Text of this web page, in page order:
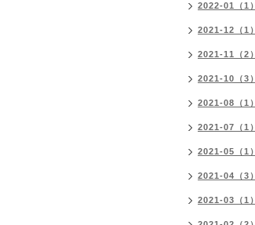
2022-01（1）
2021-12（1）
2021-11（2）
2021-10（3）
2021-08（1）
2021-07（1）
2021-05（1）
2021-04（3）
2021-03（1）